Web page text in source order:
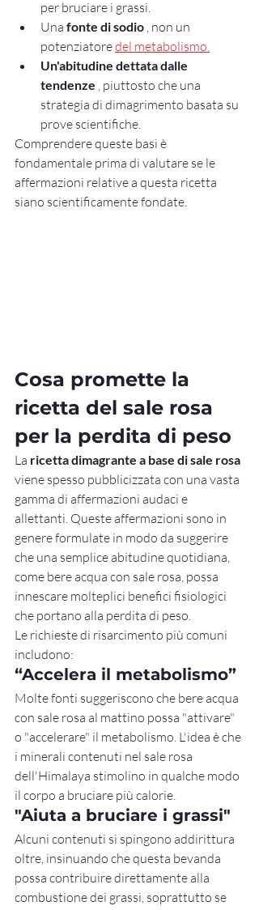
per bruciare i grassi.
Una fonte di sodio , non un
potenziatore del metabolismo.
Un'abitudine dettata dalle
tendenze , piuttosto che una
strategia di dimagrimento basata su
prove scientifiche.
Comprendere queste basi è
fondamentale prima di valutare se le
affermazioni relative a questa ricetta
siano scientificamente fondate.
Cosa promette la
ricetta del sale rosa
per la perdita di peso
La ricetta dimagrante a base di sale rosa
viene spesso pubblicizzata con una vasta
gamma di affermazioni audaci e
allettanti. Queste affermazioni sono in
genere formulate in modo da suggerire
che una semplice abitudine quotidiana,
come bere acqua con sale rosa, possa
innescare molteplici benefici fisiologici
che portano alla perdita di peso.
Le richieste di risarcimento più comuni
includono:
“Accelera il metabolismo”
Molte fonti suggeriscono che bere acqua
con sale rosa al mattino possa "attivare"
o "accelerare" il metabolismo. L'idea è che
i minerali contenuti nel sale rosa
dell'Himalaya stimolino in qualche modo
il corpo a bruciare più calorie.
"Aiuta a bruciare i grassi"
Alcuni contenuti si spingono addirittura
oltre, insinuando che questa bevanda
possa contribuire direttamente alla
combustione dei grassi, soprattutto se